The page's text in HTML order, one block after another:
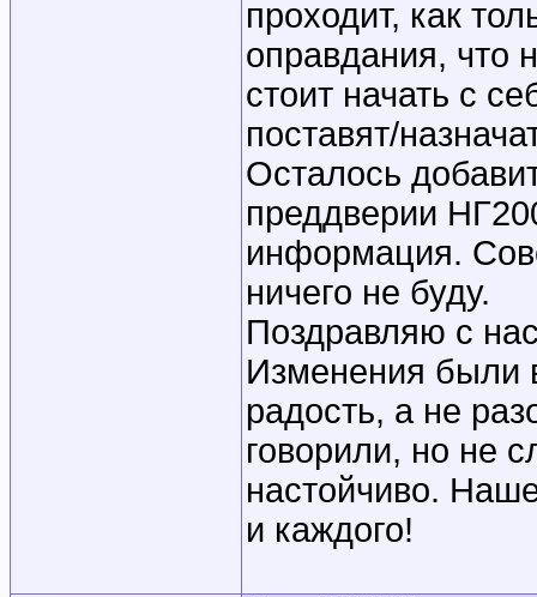
проходит, как
оправдания, что
стоит начать с
поставят/
Осталось
преддверии
информация.
ничего не буду.
Поздравляю с
Изменения были
радость, а не
говорили, но не
настойчиво.
и каждого!